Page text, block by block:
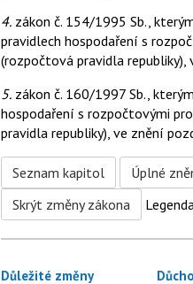
4. zákon č. 154/1995 Sb.,
pravidlech hospodaření s
(rozpočtová pravidla republiky),
5. zákon č. 160/1997 Sb.,
hospodaření s rozpočtovými
pravidla republiky), ve znění
Seznam kapitol
Úplné
Skrýt změny zákona
Důležité změny